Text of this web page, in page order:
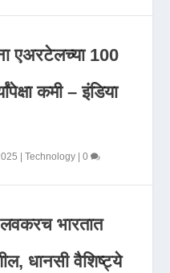
एअरटेलच्या 100
कमी – इंडिया
|Technology |0
भारतात
धानसी वैशिष्ट्ये